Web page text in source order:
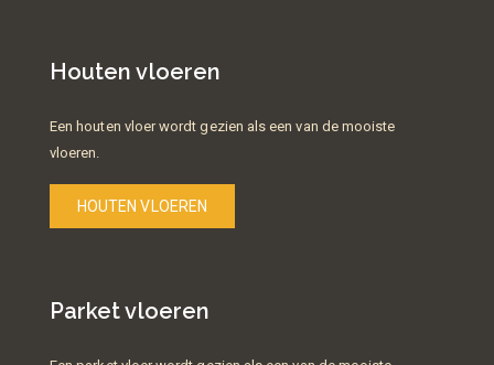
Houten vloeren
Een houten vloer wordt gezien als een van de mooiste
vloeren.
HOUTEN VLOEREN
Parket vloeren